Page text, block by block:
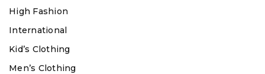
High Fashion
International
Kid’s Clothing
Men’s Clothing